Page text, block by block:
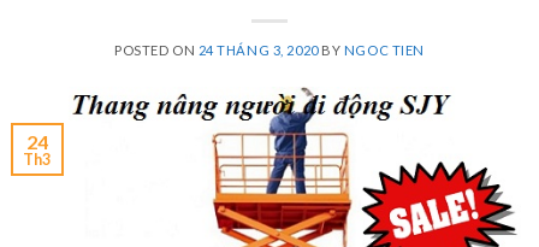
POSTED ON 24 THÁNG 3, 2020BY NGOC TIEN
24
Th3